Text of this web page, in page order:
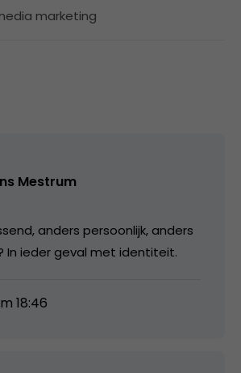
marketing
Mestrum
anders persoonlijk, anders
In ieder geval met identiteit.
18:46